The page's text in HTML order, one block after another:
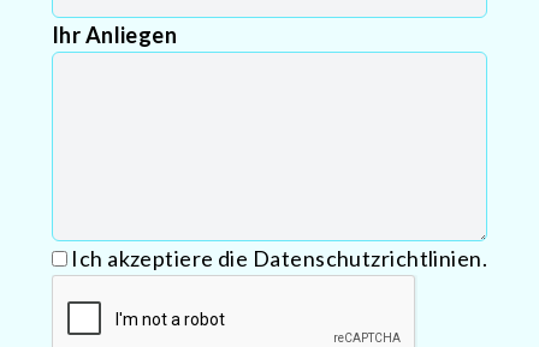
Ihr Anliegen
Ich akzeptiere die Datenschutzrichtlinien.